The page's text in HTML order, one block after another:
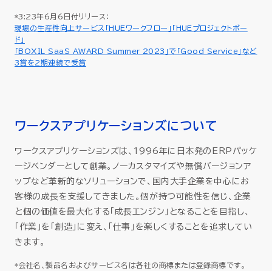
*3:23年6月6日付リリース：
現場の生産性向上サービス「HUEワークフロー」「HUEプロジェクトボー
ド」
「BOXIL SaaS AWARD Summer 2023」で「Good Service」など
3賞を2期連続で受賞
ワークスアプリケーションズについて
ワークスアプリケーションズは、1996年に日本発のERPパッケ
ージベンダーとして創業。ノーカスタマイズや無償バージョンア
ップなど革新的なソリューションで、国内大手企業を中心にお
客様の成長を支援してきました。個が持つ可能性を信じ、企業
と個の価値を最大化する「成長エンジン」となることを目指し、
「作業」を「創造」に変え、「仕事」を楽しくすることを追求してい
きます。
*会社名、製品名およびサービス名は各社の商標または登録商標です。